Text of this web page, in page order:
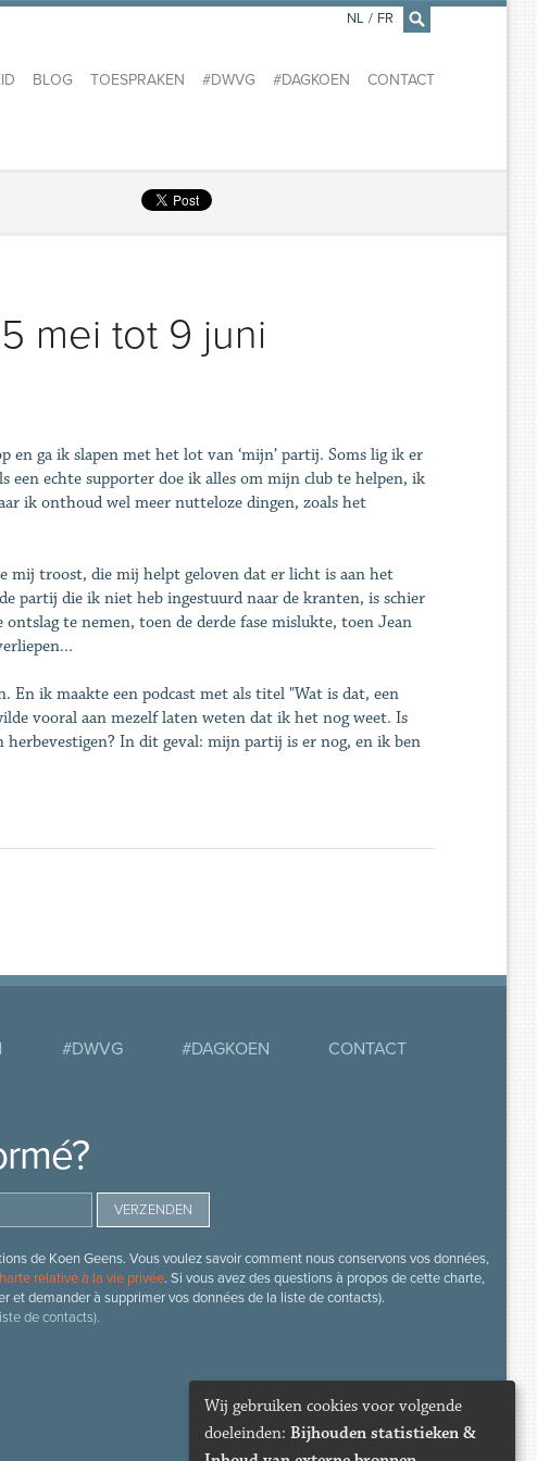
×
BLOG TOESPRAKEN #DWVG #DAGKOEN CONTACT
NL / FR
mei tot 9 juni
en ga ik slapen met het lot van ‘mijn’ partij. Soms lig ik er
echte supporter doe ik alles om mijn club te helpen, ik
ik onthoud wel meer nutteloze dingen, zoals het
mij troost, die mij helpt geloven dat er licht is aan het
partij die ik niet heb ingestuurd naar de kranten, is schier
te nemen, toen de derde fase mislukte, toen Jean
En ik maakte een podcast met als titel "Wat is dat, een
vooral aan mezelf laten weten dat ik het nog weet. Is
In dit geval: mijn partij is er nog, en ik ben
#DWVG #DAGKOEN CONTACT
de Koen Geens. Vous voulez savoir comment nous conservons vos données,
relative à la vie privée. Si vous avez des questions à propos de cette charte,
et demander à supprimer vos données de la liste de contacts).
de contacts).
Wij gebruiken cookies voor volgende
doeleinden: Bijhouden statistieken &